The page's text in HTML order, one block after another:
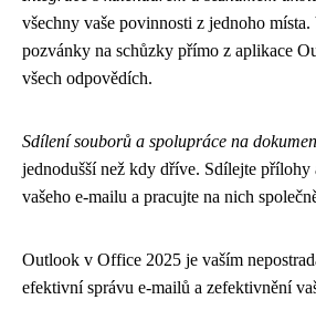
všechny vaše povinnosti z jednoho
pozvánky na schůzky přímo z aplikace
všech odpovědích.
Sdílení souborů a spolupráce na
jednodušší než kdy dříve. Sdílejte
vašeho e-mailu a pracujte na nich
Outlook v Office 2025 je vaším
efektivní správu e-mailů a zefektivnění